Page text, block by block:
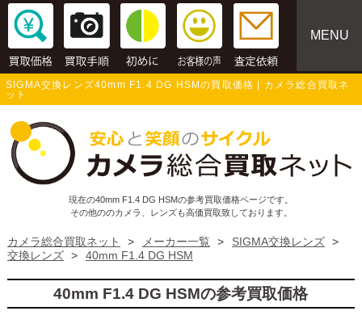
MENU
SIGMA交換レンズ40mm F1.4 DG HSMの買取価格 | カメラ総合買取ネ
ット
現在の40mm F1.4 DG HSMの参考買取価格ページです。
その他ののカメラ、レンズも高価買取致しております。
カメラ総合買取ネット > メーカー一覧 > SIGMA交換レンズ >
交換レンズ > 40mm F1.4 DG HSM
40mm F1.4 DG HSMの参考買取価格